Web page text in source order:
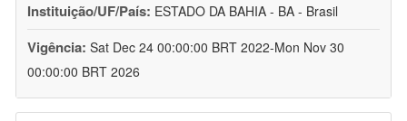
Instituição/UF/País: ESTADO DA BAHIA - BA - Brasil
Vigência: Sat Dec 24 00:00:00 BRT 2022-Mon Nov 30
00:00:00 BRT 2026